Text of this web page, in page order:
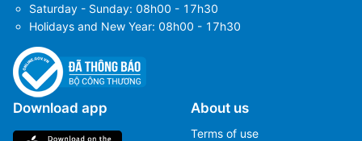
Saturday - Sunday: 08h00 - 17h30
Holidays and New Year: 08h00 - 17h30
Download app About us
Terms of use